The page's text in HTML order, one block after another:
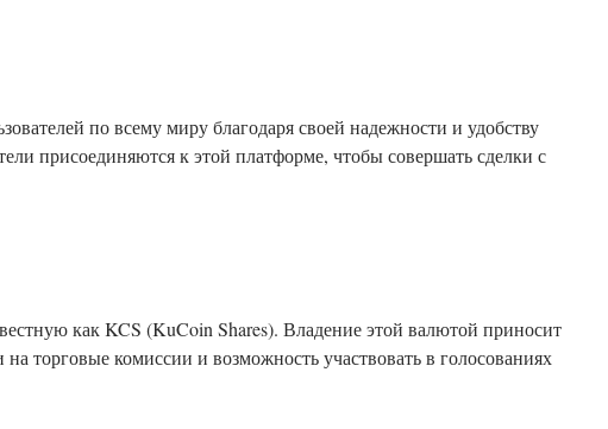
по всему миру благодаря своей надежности и удобству
присоединяются к этой платформе, чтобы совершать сделки с
как KCS (KuCoin Shares). Владение этой валютой приносит
торговые комиссии и возможность участвовать в голосованиях